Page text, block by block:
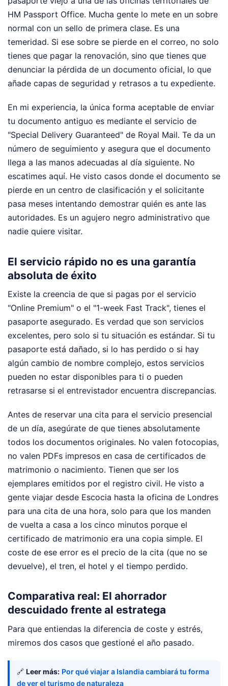
HM Passport Office. Mucha gente lo mete en un sobre
normal con un sello de primera clase. Es una
temeridad. Si ese sobre se pierde en el correo, no solo
tienes que pagar la renovación, sino que tienes que
denunciar la pérdida de un documento oficial, lo que
añade capas de seguridad y retrasos a tu expediente.
En mi experiencia, la única forma aceptable de enviar
tu documento antiguo es mediante el servicio de
"Special Delivery Guaranteed" de Royal Mail. Te da un
número de seguimiento y asegura que el documento
llega a las manos adecuadas al día siguiente. No
escatimes aquí. He visto casos donde el documento se
pierde en un centro de clasificación y el solicitante
pasa meses intentando demostrar quién es ante las
autoridades. Es un agujero negro administrativo que
nadie quiere visitar.
El servicio rápido no es una garantía
absoluta de éxito
Existe la creencia de que si pagas por el servicio
"Online Premium" o el "1-week Fast Track", tienes el
pasaporte asegurado. Es verdad que son servicios
excelentes, pero solo si tu situación es estándar. Si tu
pasaporte está dañado, si lo has perdido o si hay
algún cambio de nombre complejo, estos servicios
pueden no estar disponibles para ti o pueden
retrasarse si el entrevistador encuentra discrepancias.
Antes de reservar una cita para el servicio presencial
de un día, asegúrate de que tienes absolutamente
todos los documentos originales. No valen fotocopias,
no valen PDFs impresos en casa de certificados de
matrimonio o nacimiento. Tienen que ser los
ejemplares emitidos por el registro civil. He visto a
gente viajar desde Escocia hasta la oficina de Londres
para una cita de una hora, solo para que los manden
de vuelta a casa a los cinco minutos porque el
certificado de matrimonio era una copia simple. El
coste de ese error es el precio de la cita (que no se
devuelve), el tren, el hotel y el tiempo perdido.
Comparativa real: El ahorrador
descuidado frente al estratega
Para que entiendas la diferencia de coste y estrés,
miremos dos casos que gestioné el año pasado.
🔗 Leer más: Por qué viajar a Islandia cambiará tu forma
de ver el turismo de naturaleza